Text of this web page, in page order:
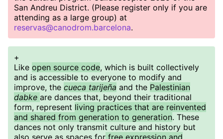
San Andreu District. (Please register only if you are
attending as a large group) at
reservas@canodrom.barcelona.
+
Like open source code, which is built collectively
and is accessible to everyone to modify and
improve, the cueca tarijeña and the Palestinian
dabke are dances that, beyond their traditional
form, represent living practices that are reinvented
and shared from generation to generation. These
dances not only transmit culture and history but
also serve as spaces for free expression and